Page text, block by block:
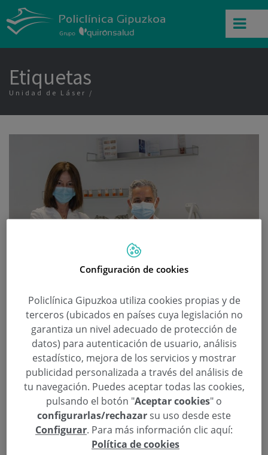
Etiquetas
Unidad de Láser
Dr. Elías del Río: «Sentirse bien
empieza por gustarse a uno
mismo»
Categoría:Cirugía Plástica, Estética y
Reparadora,Sin categoría
13 de Marzo de 2021
Ainhoa Rojo,Dr. Elías del Río , Hospital de Día Quirónsalud Donostia
Unidad de Láser
Configuración de cookies
Policlínica Gipuzkoa utiliza cookies propias y de
terceros (ubicados en países cuya legislación no
garantiza un nivel adecuado de protección de
datos) para autenticación de usuario, análisis
estadístico, mejora de los servicios y mostrar
publicidad personalizada a través del análisis de
tu navegación. Puedes aceptar todas las cookies,
pulsando el botón "Aceptar cookies" o
configurarlas/rechazarsu uso desde este
Configurar. Para más información clic aquí:
Política de cookies